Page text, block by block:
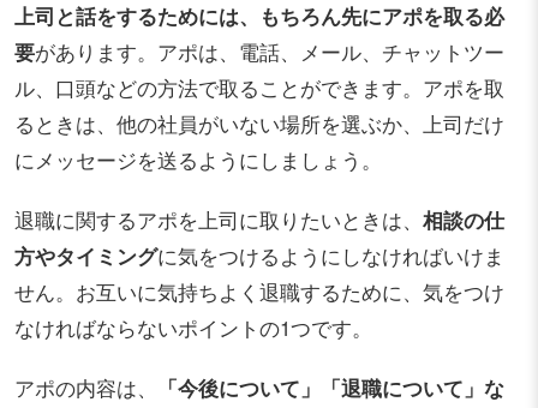
上司と話をするためには、もちろん先にアポを取る必
要があります。アポは、電話、メール、チャットツー
ル、口頭などの方法で取ることができます。アポを取
るときは、他の社員がいない場所を選ぶか、上司だけ
にメッセージを送るようにしましょう。
退職に関するアポを上司に取りたいときは、 相談の仕
方やタイミングに気をつけるようにしなければいけま
せん。お互いに気持ちよく退職するために、気をつけ
なければならないポイントの1つです。
アポの内容は、
「今後について」「退職について」な